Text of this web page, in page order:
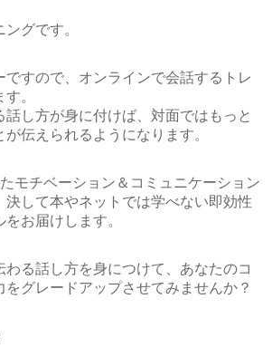
グです。
ですので、オンラインで会話するトレ
。
話し方が身に付けば、対面ではもっと
伝えられるようになります。
モチベーション＆コミュニケーション
決して本やネットでは学べない即効性
お届けします。
る話し方を身につけて、あなたのコ
をグレードアップさせてみませんか？